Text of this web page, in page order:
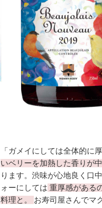
「ガメイにしては全体的に
いベリーを加熱した香りが
ります。渋味が心地良く口
ォーにしては 重厚感がある
料理と。
お寿司屋さんでマ